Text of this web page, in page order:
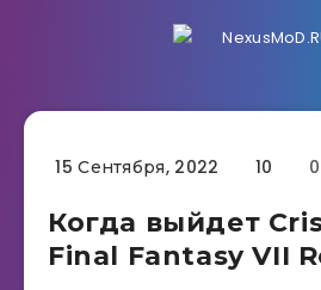
15 Сентября, 2022 10 0
Когда выйдет
Final Fantasy VII